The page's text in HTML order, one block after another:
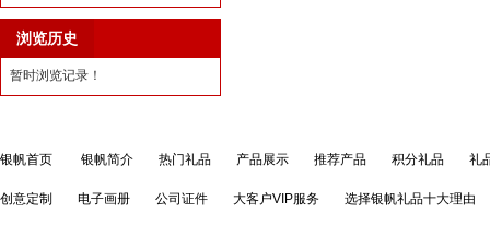
浏览历史
暂时浏览记录！
银帆首页 银帆简介 热门礼品 产品展示 推荐产品 积分礼品 礼
创意定制 电子画册 公司证件 大客户VIP服务 选择银帆礼品十大理由